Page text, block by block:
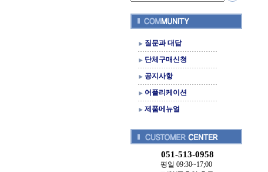
질문과 대답
단체구매신청
공지사항
어플리케이션
제품메뉴얼
051-513-0958
평일 09:30~17;00